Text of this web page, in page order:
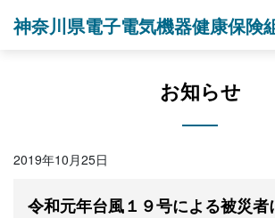
神奈川県電子電気機器健康保険
お知らせ
2019年10月25日
令和元年台風１９号による被災者